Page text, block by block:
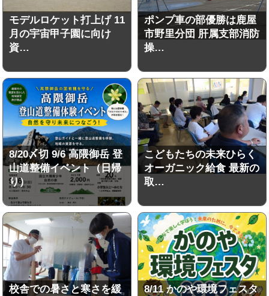
モデルロケット打上げ 11
月の宇宙甲子園に向け
資…
ポンプ車の部優勝は鹿屋
市野里分団 肝属支部消防
操…
8/20〆切 9/6 高隈御岳 登
山道整備イベント（日帰
り）
こどもたちの未来ひらく
オーガニック給食 最新の
取…
校舎での暑さと寒さを緩
8/11 かのや環境フェスタ